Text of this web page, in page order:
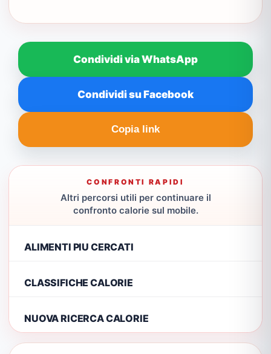
Condividi via WhatsApp
Condividi su Facebook
Copia link
CONFRONTI RAPIDI
Altri percorsi utili per continuare il
confronto calorie sul mobile.
ALIMENTI PIU CERCATI
CLASSIFICHE CALORIE
NUOVA RICERCA CALORIE